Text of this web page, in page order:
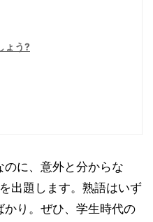
ょう?
に、意外と分からな
を出題します。熟語はいず
り。ぜひ、学生時代の